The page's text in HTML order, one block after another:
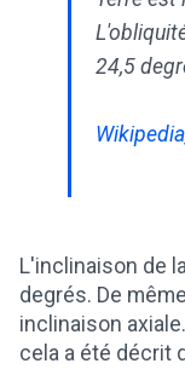
24,5
L'inclinaison de
degrés. De
inclinaison
cela a été décrit